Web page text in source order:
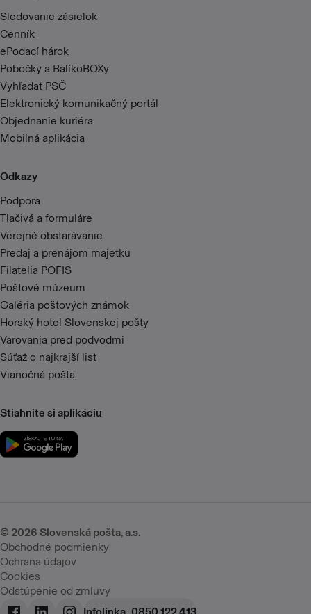
Sledovanie zásielok
Cenník
ePodací hárok
Pobočky a BalíkoBOXy
Vyhľadať PSČ
Elektronický komunikačný portál
Objednanie kuriéra
Mobilná aplikácia
Odkazy
Podpora
Tlačivá a formuláre
Verejné obstarávanie
Predaj a prenájom majetku
Filatelia POFIS
Poštové múzeum
Galéria poštových známok
Horský hotel Slovenskej pošty
Varovania pred podvodmi
Súťaž o najkrajší list
Vianočná pošta
Stiahnite si aplikáciu
© 2026 Slovenská pošta, a.s.
Obchodné podmienky
Ochrana údajov
Cookies
Odstúpenie od zmluvy